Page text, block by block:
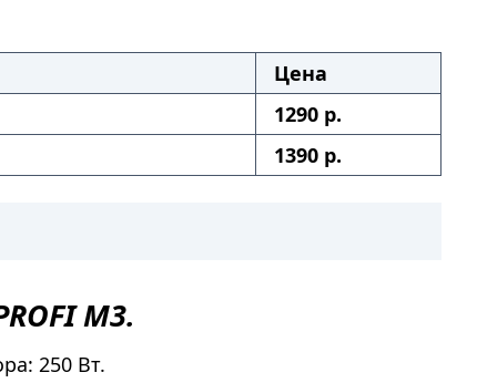
Цена
1290 р.
1390 р.
M3.
250 Вт.